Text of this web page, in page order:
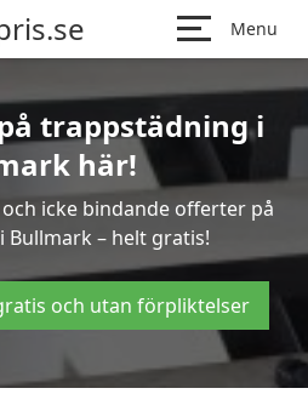
Menu
trappstädning i
här!
icke bindande offerter på
– helt gratis!
och utan förpliktelser